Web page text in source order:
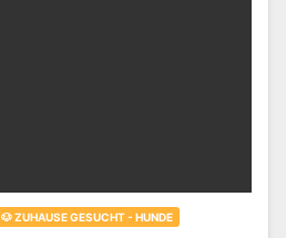
🐶 ZUHAUSE GESUCHT - HUNDE